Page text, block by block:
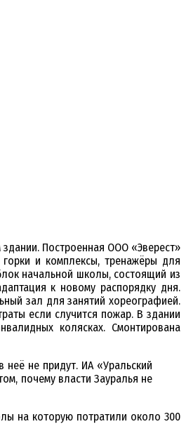
Построенная ООО «Эверест»
и комплексы, тренажёры для
начальной школы, состоящий из
к новому распорядку дня.
зал для занятий хореографией.
если случится пожар. В здании
колясках. Смонтирована
не придут. ИА «Уральский
почему власти Зауралья не
на которую потратили около 300